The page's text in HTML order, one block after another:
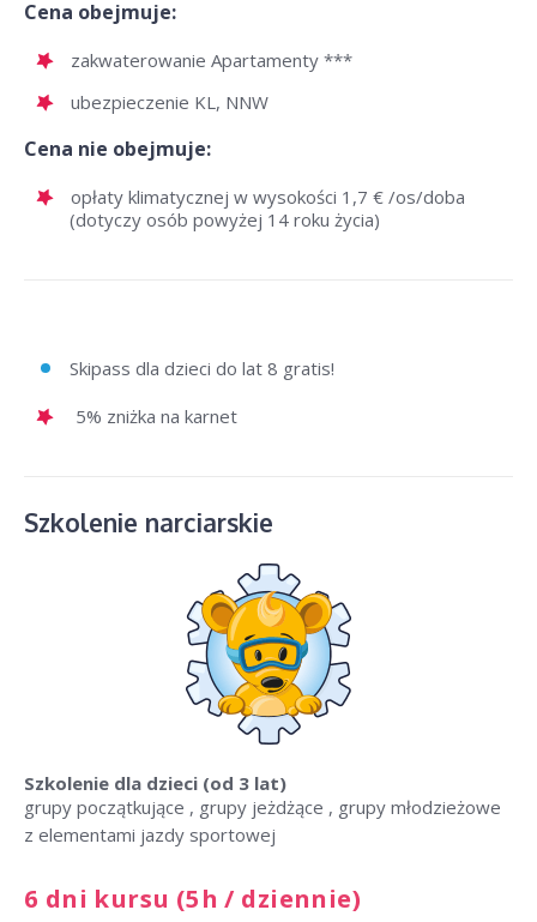
Cena obejmuje:
zakwaterowanie Apartamenty ***
ubezpieczenie KL, NNW
Cena nie obejmuje:
opłaty klimatycznej w wysokości 1,7 € /os/doba
(dotyczy osób powyżej 14 roku życia)
Skipass dla dzieci do lat 8 gratis!
5% zniżka na karnet
Szkolenie narciarskie
Szkolenie dla dzieci (od 3 lat)
grupy początkujące , grupy jeżdżące , grupy młodzieżowe
z elementami jazdy sportowej
6 dni kursu (5h / dziennie)